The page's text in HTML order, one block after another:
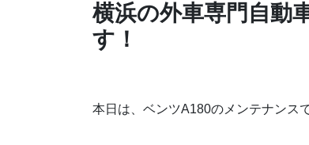
横浜の外車専門自動
す！
本日は、ベンツA180のメンテナンス